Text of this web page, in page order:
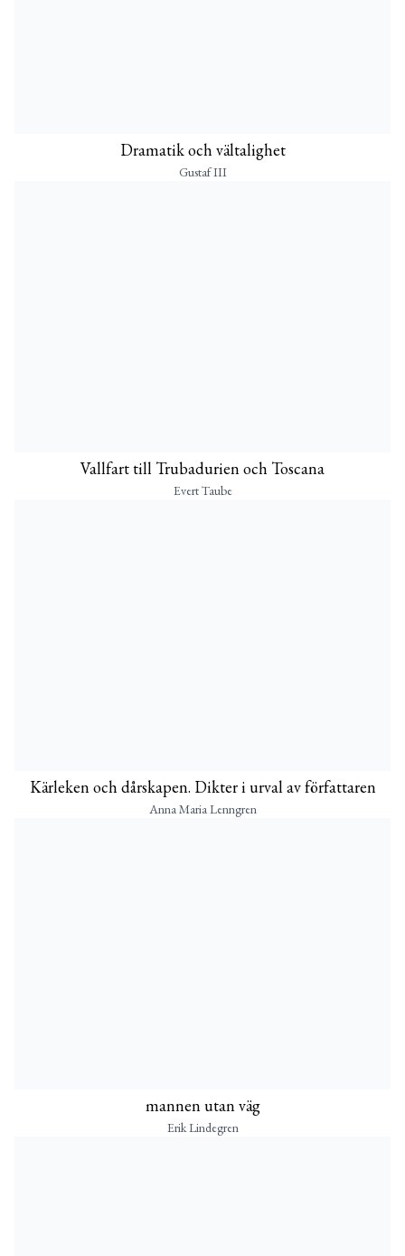
Dramatik och vältalighet
Gustaf III
Vallfart till Trubadurien och Toscana
Evert Taube
Kärleken och dårskapen. Dikter i urval av författaren
Anna Maria Lenngren
mannen utan väg
Erik Lindegren